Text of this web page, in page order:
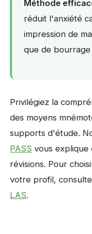
Méthode
réduit l'anxiété
impression de
que de
Privilégiez la
des moyens
supports d'étude.
PASS vous explique
révisions. Pour
votre profil,
LAS.